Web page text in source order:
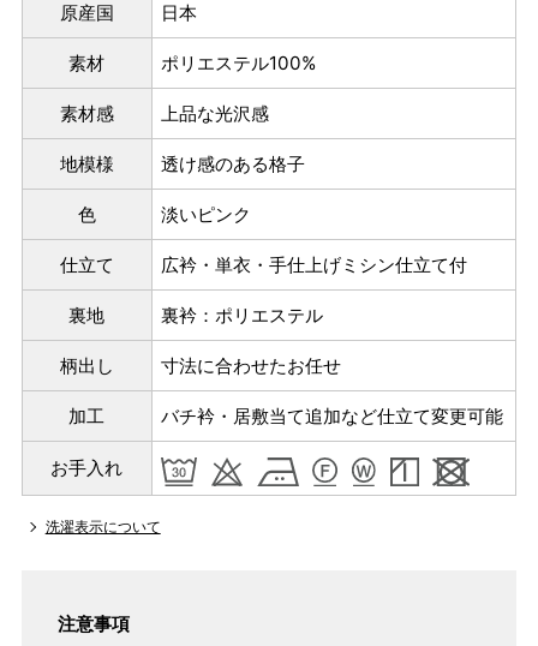
パターンオーダー（弊社規定のS～LLサイズより、身長・
店舗で採寸（お近くの店舗でスタッフが採寸）
原産国 日本
素材 ポリエステル100%
素材感 上品な光沢感
地模様 透け感のある格子
色 淡いピンク
仕立て 広衿・単衣・手仕上げミシン仕立て付
裏地 裏衿：ポリエステル
柄出し 寸法に合わせたお任せ
加工 バチ衿・居敷当て追加など仕立て変更可能
お手入れ
洗濯表示について
注意事項